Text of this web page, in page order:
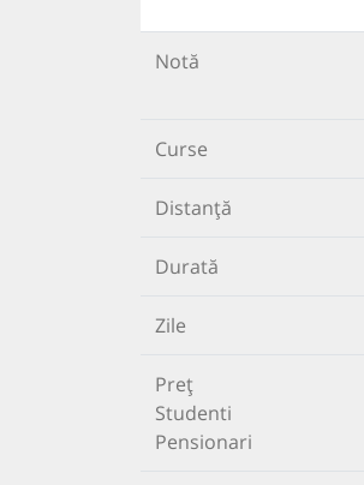
Notă
Curse
Distanță
Durată
Zile
Preț
Studenti
Pensionari